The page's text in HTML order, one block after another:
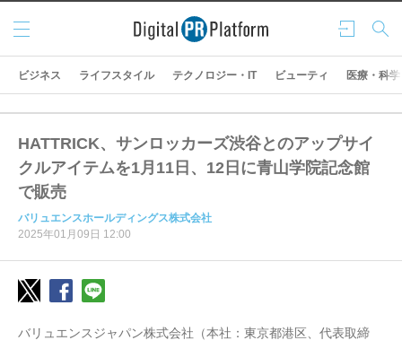
ログ
イン
検索
メニ
ュー
ビジネス ライフスタイル テクノロジー・IT ビューティ 医療・科学
HATTRICK、サンロッカーズ渋谷とのアップサイ
クルアイテムを1月11日、12日に青山学院記念館
で販売
バリュエンスホールディングス株式会社
2025年01月09日 12:00
バリュエンスジャパン株式会社（本社：東京都港区、代表取締